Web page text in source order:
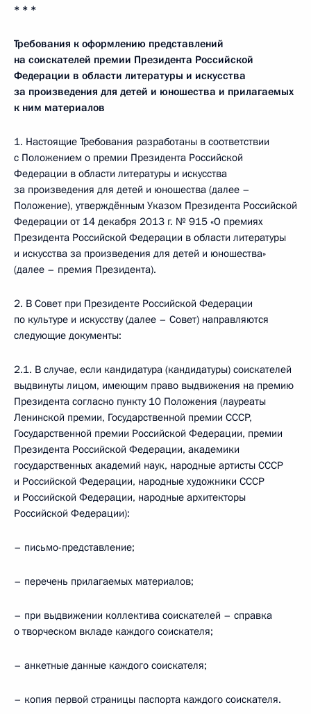
* * *
Требования к оформлению представлений
на соискателей премии Президента Российской
Федерации в области литературы и искусства
за произведения для детей и юношества и прилагаемых
к ним материалов
1. Настоящие Требования разработаны в соответствии
с Положением о премии Президента Российской
Федерации в области литературы и искусства
за произведения для детей и юношества (далее –
Положение), утверждённым Указом Президента Российской
Федерации от 14 декабря 2013 г. № 915 «О премиях
Президента Российской Федерации в области литературы
и искусства за произведения для детей и юношества»
(далее – премия Президента).
2. В Совет при Президенте Российской Федерации
по культуре и искусству (далее – Совет) направляются
следующие документы:
2.1. В случае, если кандидатура (кандидатуры) соискателей
выдвинуты лицом, имеющим право выдвижения на премию
Президента согласно пункту 10 Положения (лауреаты
Ленинской премии, Государственной премии СССР,
Государственной премии Российской Федерации, премии
Президента Российской Федерации, академики
государственных академий наук, народные артисты СССР
и Российской Федерации, народные художники СССР
и Российской Федерации, народные архитекторы
Российской Федерации):
– письмо-представление;
– перечень прилагаемых материалов;
– при выдвижении коллектива соискателей – справка
о творческом вкладе каждого соискателя;
– анкетные данные каждого соискателя;
– копия первой страницы паспорта каждого соискателя.